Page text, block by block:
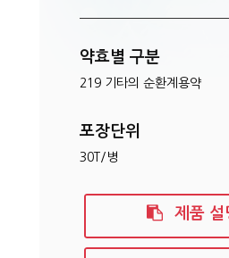
약효별 구분
219 기타의 순환계용약
포장단위
30T/병
제품 설